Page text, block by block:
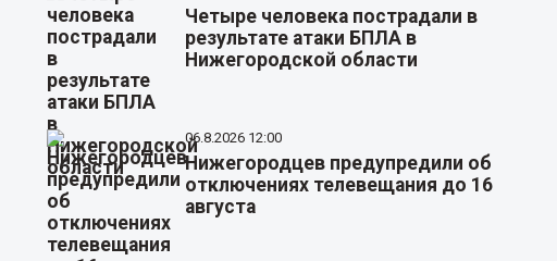
Четыре человека пострадали в
результате атаки БПЛА в
Нижегородской области
06.8.2026 12:00
Нижегородцев предупредили об
отключениях телевещания до 16
августа